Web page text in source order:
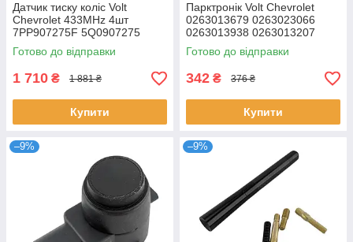
Датчик тиску коліс Volt
Chevrolet 433MHz 4шт
7PP907275F 5Q0907275
5Q0907275B 4D0907275
36106877937 36236781847
Готово до відправки
1 710 ₴ 1 881 ₴
Купити
Парктронік Volt Chevrolet
0263013679 0263023066
0263013938 0263013207
12822254 13242365
12822254 13368131
Готово до відправки
342 ₴ 376 ₴
Купити
–9% –9%